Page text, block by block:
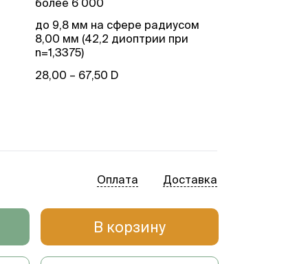
до 9,8 мм на сфере радиусом
8,00 мм (42,2 диоптрии при
n=1,3375)
28,00 – 67,50 D
интерферометрия на
автофокусировка с
10,1-дюймовый емкостный
сенсорный LCD
встроенная
Оплата Доставка
В корзину